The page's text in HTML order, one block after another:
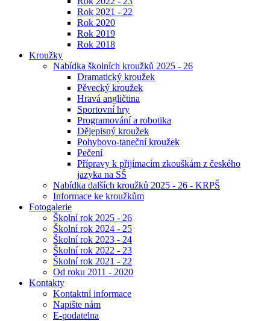
Rok 2021 - 22
Rok 2020
Rok 2019
Rok 2018
Kroužky
Nabídka školních kroužků 2025 - 26
Dramatický kroužek
Pěvecký kroužek
Hravá angličtina
Sportovní hry
Programování a robotika
Dějepisný kroužek
Pohybovo-taneční kroužek
Pečení
Přípravy k přijímacím zkouškám z českého
jazyka na SŠ
Nabídka dalších kroužků 2025 - 26 - KRPŠ
Informace ke kroužkům
Fotogalerie
Školní rok 2025 - 26
Školní rok 2024 - 25
Školní rok 2023 - 24
Školní rok 2022 - 23
Školní rok 2021 - 22
Od roku 2011 - 2020
Kontakty
Kontaktní informace
Napište nám
E-podatelna